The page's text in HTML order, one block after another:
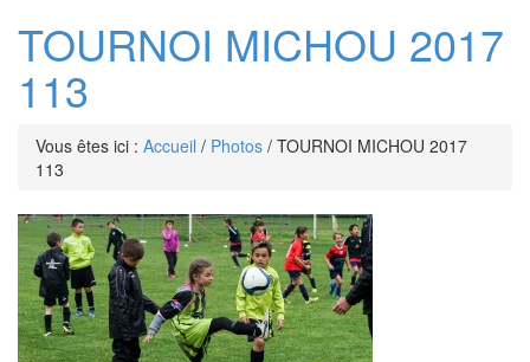
TOURNOI MICHOU 2017
113
Vous êtes ici : Accueil / Photos / TOURNOI MICHOU 2017
113